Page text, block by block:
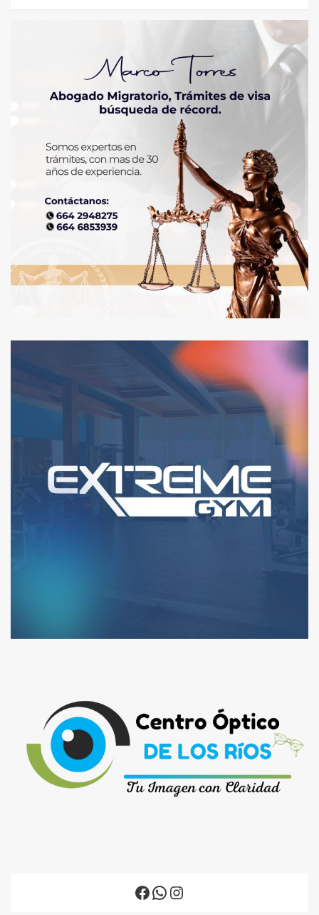
Facebook
WhatsApp
Instagram